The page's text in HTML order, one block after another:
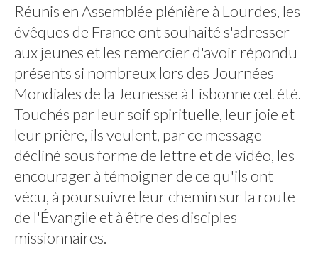
Réunis en Assemblée plénière à Lourdes, les
évêques de France ont souhaité s'adresser
aux jeunes et les remercier d'avoir répondu
présents si nombreux lors des Journées
Mondiales de la Jeunesse à Lisbonne cet été.
Touchés par leur soif spirituelle, leur joie et
leur prière, ils veulent, par ce message
décliné sous forme de lettre et de vidéo, les
encourager à témoigner de ce qu'ils ont
vécu, à poursuivre leur chemin sur la route
de l'Évangile et à être des disciples
missionnaires.